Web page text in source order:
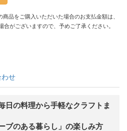
品をご購入いただいた場合のお支払金額は、
がございますので、予めご了承ください。
わせ
日の料理から手軽なクラフトま
ブのある暮らし」の楽しみ方